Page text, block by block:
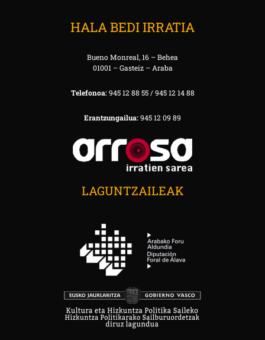
HALA BEDI IRRATIA
Bueno Monreal, 16 – Behea
01001 – Gasteiz – Araba
Telefonoa:945 12 88 55 / 945 12 14 88
Erantzungailua:945 12 09 89
LAGUNTZAILEAK